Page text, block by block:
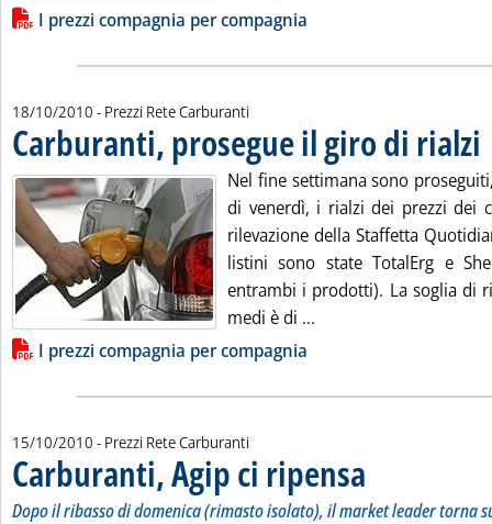
Lista allegati PDF alla notizia
I prezzi compagnia per compagnia
18/10/2010 - Prezzi Rete Carburanti
Carburanti, prosegue il giro di rialzi
. Pubblicata lunedì 18 ottobre 2010 alle 8.56.Nel fine settimana sono
di venerdì, i rialzi dei prezzi dei
rilevazione della Staffetta
listini sono state TotalErg e
entrambi i prodotti). La soglia di
medi è di ...
Lista allegati PDF alla notizia
I prezzi compagnia per compagnia
15/10/2010 - Prezzi Rete Carburanti
Carburanti, Agip ci ripensa
. Sottotitolo: Dopo il ribasso di domenica (rimasto isolato), il market leader torna sui
. Pubblicata venerdì 15 ottobre 2010 alle 8.50.
Dopo il ribasso di domenica (rimasto isolato), il market leader torna